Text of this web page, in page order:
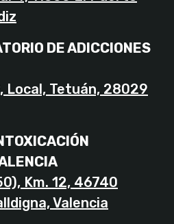
DE ADICCIONES
Local, Tetuán, 28029
Km. 12, 46740
Valencia